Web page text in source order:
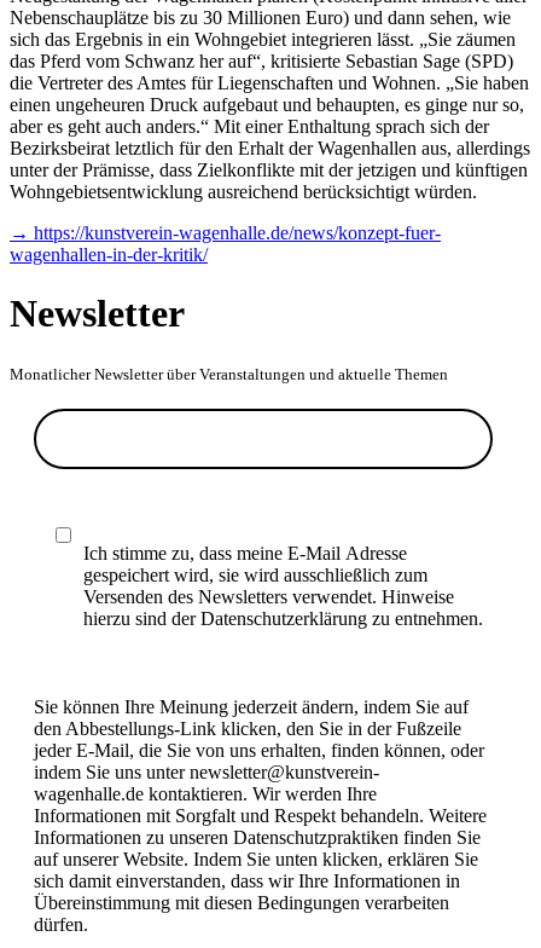
Nebenschauplätze bis zu 30 Millionen Euro) und dann sehen, wie
sich das Ergebnis in ein Wohngebiet integrieren lässt. „Sie zäumen
das Pferd vom Schwanz her auf“, kritisierte Sebastian Sage (SPD)
die Vertreter des Amtes für Liegenschaften und Wohnen. „Sie haben
einen ungeheuren Druck aufgebaut und behaupten, es ginge nur so,
aber es geht auch anders.“ Mit einer Enthaltung sprach sich der
Bezirksbeirat letztlich für den Erhalt der Wagenhallen aus, allerdings
unter der Prämisse, dass Zielkonflikte mit der jetzigen und künftigen
Wohngebietsentwicklung ausreichend berücksichtigt würden.
→ https://kunstverein-wagenhalle.de/news/konzept-fuer-
wagenhallen-in-der-kritik/
Newsletter
Monatlicher Newsletter über Veranstaltungen und aktuelle Themen
Ich stimme zu, dass meine E-Mail Adresse
gespeichert wird, sie wird ausschließlich zum
Versenden des Newsletters verwendet. Hinweise
hierzu sind der Datenschutzerklärung zu entnehmen.
Sie können Ihre Meinung jederzeit ändern, indem Sie auf
den Abbestellungs-Link klicken, den Sie in der Fußzeile
jeder E-Mail, die Sie von uns erhalten, finden können, oder
indem Sie uns unter newsletter@kunstverein-
wagenhalle.de kontaktieren. Wir werden Ihre
Informationen mit Sorgfalt und Respekt behandeln. Weitere
Informationen zu unseren Datenschutzpraktiken finden Sie
auf unserer Website. Indem Sie unten klicken, erklären Sie
sich damit einverstanden, dass wir Ihre Informationen in
Übereinstimmung mit diesen Bedingungen verarbeiten
dürfen.